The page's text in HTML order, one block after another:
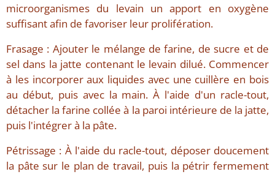
microorganismes du levain un apport en oxygène
suffisant afin de favoriser leur prolifération.
Frasage : Ajouter le mélange de farine, de sucre et de
sel dans la jatte contenant le levain dilué. Commencer
à les incorporer aux liquides avec une cuillère en bois
au début, puis avec la main. À l'aide d'un racle-tout,
détacher la farine collée à la paroi intérieure de la jatte,
puis l'intégrer à la pâte.
Pétrissage : À l'aide du racle-tout, déposer doucement
la pâte sur le plan de travail, puis la pétrir fermement